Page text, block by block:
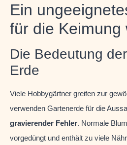
Ein
für die Keimung
Die Bedeutung
Erde
Viele Hobbygärtner greifen zur
verwenden Gartenerde für die
gravierender Fehler. Normale
vorgedüngt und enthält zu viele